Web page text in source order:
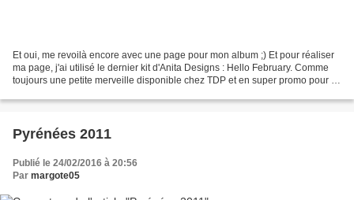
Et oui, me revoilà encore avec une page pour mon album ;) Et pour réaliser
ma page, j'ai utilisé le dernier kit d'Anita Designs : Hello February. Comme
toujours une petite merveille disponible chez TDP et en super promo pour le
Pyrénées 2011
Publié le 24/02/2016 à 20:56
Par margote05